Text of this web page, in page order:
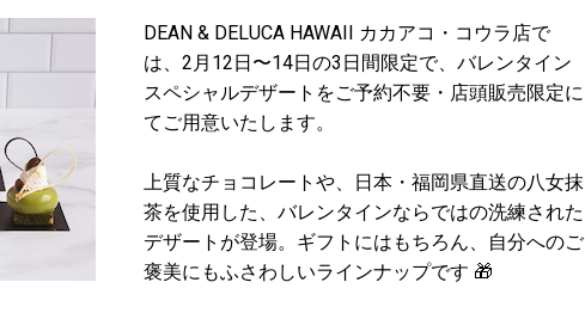
DEAN & DELUCA HAWAII カカアコ・コウラ店で
は、2月12日〜14日の3日間限定で、バレンタイン
スペシャルデザートをご予約不要・店頭販売限定に
てご用意いたします。
上質なチョコレートや、日本・福岡県直送の八女抹
茶を使用した、バレンタインならではの洗練された
デザートが登場。ギフトにはもちろん、自分へのご
褒美にもふさわしいラインナップです 🎁